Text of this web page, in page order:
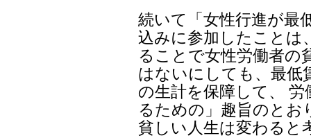
続いて「女性行進が最
込みに参加したことは
ることで女性労働者の
はないにしても、最低
の生計を保障して、
るための」趣旨のとお
貧しい人生は変わると